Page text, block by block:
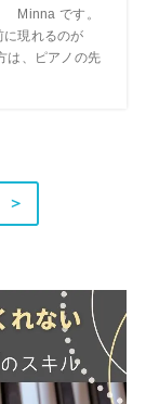
Minna です。
に現れるのが
は、ピアノの先
＞